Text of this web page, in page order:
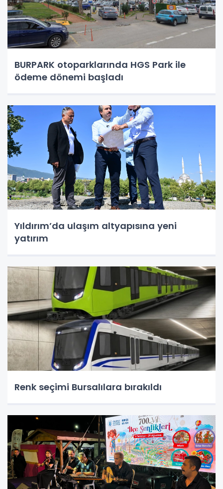
BURPARK otoparklarında HGS Park ile
ödeme dönemi başladı
Yıldırım’da ulaşım altyapısına yeni
yatırım
Renk seçimi Bursalılara bırakıldı